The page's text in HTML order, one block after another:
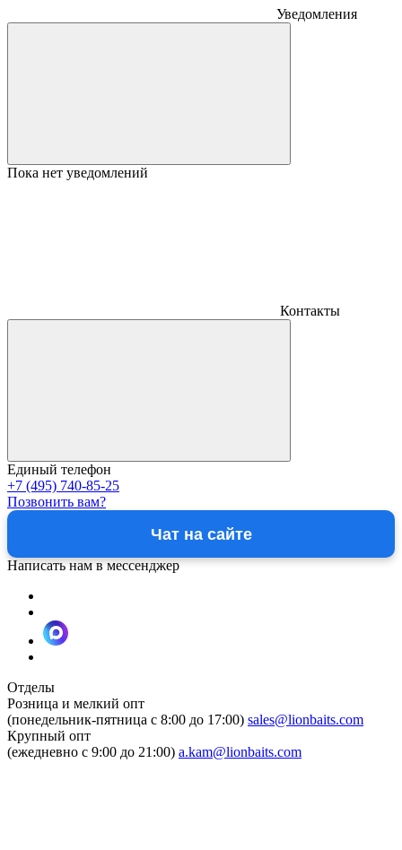
Уведомления
Пока нет уведомлений
Контакты
Единый телефон
+7 (495) 740-85-25
Позвонить вам?
Чат на сайте
Написать нам в мессенджер
Отделы
Розница и мелкий опт
(понедельник-пятница c 8:00 до 17:00) sales@lionbaits.com
Крупный опт
(ежедневно с 9:00 до 21:00) a.kam@lionbaits.com